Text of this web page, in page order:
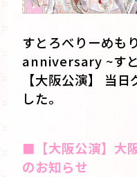
すとろべりーめも
anniversary ~す
【大阪公演】 当
した。
■【大阪公演】大
のお知らせ